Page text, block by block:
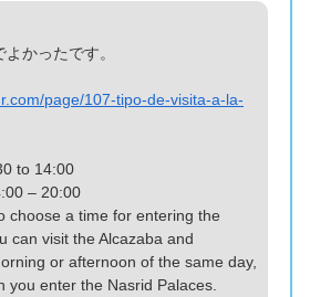
かったです。
page/107-tipo-de-visita-a-la-
to 14:00
– 20:00
choose a time for entering the
can visit the Alcazaba and
or afternoon of the same day,
you enter the Nasrid Palaces.